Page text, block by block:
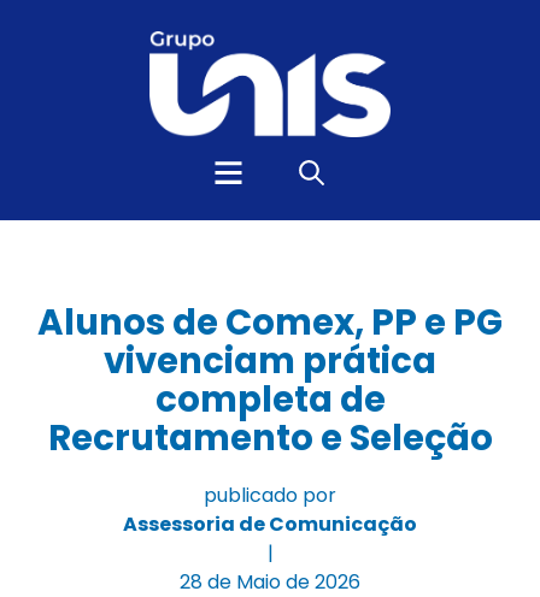
Alunos de Comex, PP e PG
vivenciam prática
completa de
Recrutamento e Seleção
publicado por
Assessoria de Comunicação
|
28 de Maio de 2026